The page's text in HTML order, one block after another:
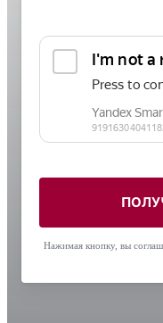
Нажимая кнопку, вы